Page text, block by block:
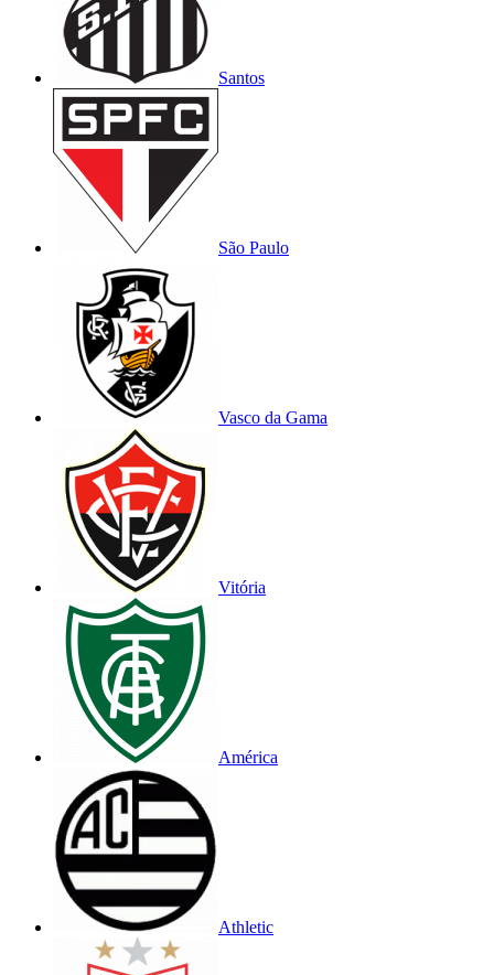
Santos
São Paulo
Vasco da Gama
Vitória
América
Athletic